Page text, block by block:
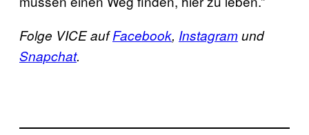
Folge VICE aufFacebook, Instagramund
Snapchat.